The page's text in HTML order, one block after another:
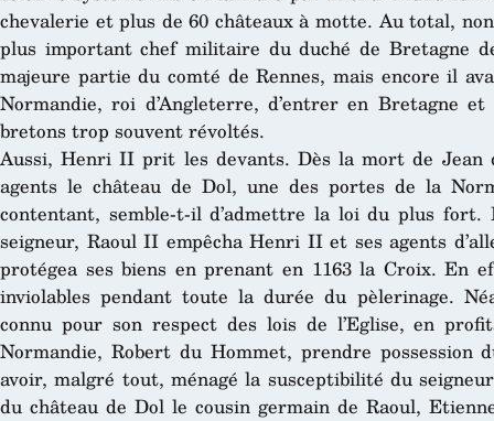
chevalerie et plus de 60 châteaux à motte. Au total,
plus important chef militaire du duché de Bretagne
majeure partie du comté de Rennes, mais encore il
Normandie, roi d’Angleterre, d’entrer en Bretagne
bretons trop souvent révoltés.
Aussi, Henri II prit les devants. Dès la mort de Jean
agents le château de Dol, une des portes de la
contentant, semble-t-il d’admettre la loi du plus
seigneur, Raoul II empêcha Henri II et ses agents
protégea ses biens en prenant en 1163 la Croix. En
inviolables pendant toute la durée du pèlerinage.
connu pour son respect des lois de l’Eglise, en
Normandie, Robert du Hommet, prendre possession
avoir, malgré tout, ménagé la susceptibilité du
du château de Dol le cousin germain de Raoul,